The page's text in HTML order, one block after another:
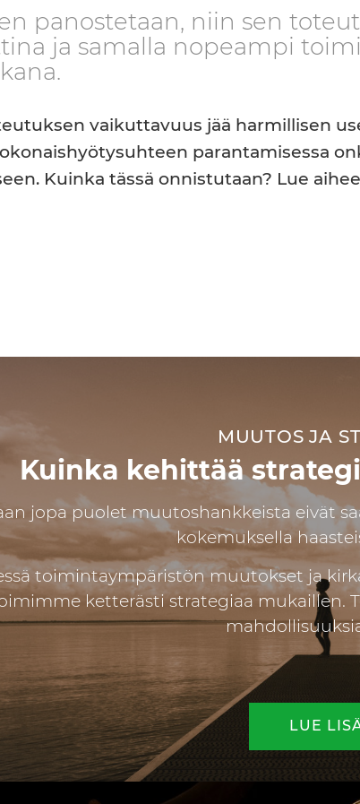
panostetaan, niin sen
ja samalla nopeampi
vaikuttavuus jää harmillisen
parantamisessa
Kuinka tässä onnistutaan? Lue
MUUTOS JA
Kuinka kehittää
jopa puolet muutoshankkeista eivät
kokemuksella
toimintaympäristön muutokset ja
ketterästi strategiaa mukaillen.
LUE